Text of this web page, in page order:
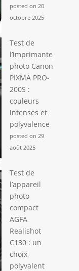
posted on 20
octobre 2025
Test de
l’imprimante
photo Canon
PIXMA PRO-
200S :
couleurs
intenses et
polyvalence
posted on 29
août 2025
Test de
l’appareil
photo
compact
AGFA
Realishot
C130 : un
choix
polyvalent